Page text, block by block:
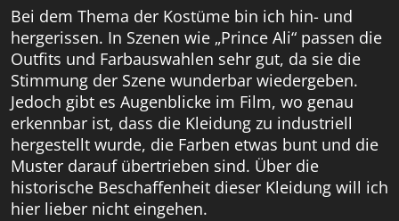
Bei dem Thema der Kostüme bin ich hin- und
hergerissen. In Szenen wie „Prince Ali“ passen die
Outfits und Farbauswahlen sehr gut, da sie die
Stimmung der Szene wunderbar wiedergeben.
Jedoch gibt es Augenblicke im Film, wo genau
erkennbar ist, dass die Kleidung zu industriell
hergestellt wurde, die Farben etwas bunt und die
Muster darauf übertrieben sind. Über die
historische Beschaffenheit dieser Kleidung will ich
hier lieber nicht eingehen.